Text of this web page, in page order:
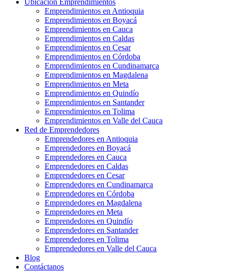
Ubicación Emprendimientos
Emprendimientos en Antioquia
Emprendimientos en Boyacá
Emprendimientos en Cauca
Emprendimientos en Caldas
Emprendimientos en Cesar
Emprendimientos en Córdoba
Emprendimientos en Cundinamarca
Emprendimientos en Magdalena
Emprendimientos en Meta
Emprendimientos en Quindío
Emprendimientos en Santander
Emprendimientos en Tolima
Emprendimientos en Valle del Cauca
Red de Emprendedores
Emprendedores en Antioquia
Emprendedores en Boyacá
Emprendedores en Cauca
Emprendedores en Caldas
Emprendedores en Cesar
Emprendedores en Cundinamarca
Emprendedores en Córdoba
Emprendedores en Magdalena
Emprendedores en Meta
Emprendedores en Quindío
Emprendedores en Santander
Emprendedores en Tolima
Emprendedores en Valle del Cauca
Blog
Contáctanos